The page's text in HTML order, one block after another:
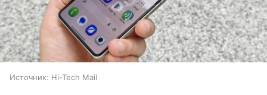
Источник: Hi-Tech Mail